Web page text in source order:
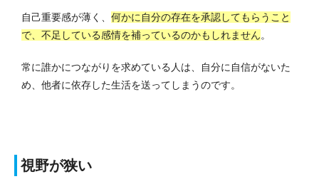
自己重要感が薄く、 何かに自分の存在を承認してもらうこと
で、不足している感情を補っているのかもしれません。
常に誰かにつながりを求めている人は、自分に自信がないた
め、他者に依存した生活を送ってしまうのです。
視野が狭い